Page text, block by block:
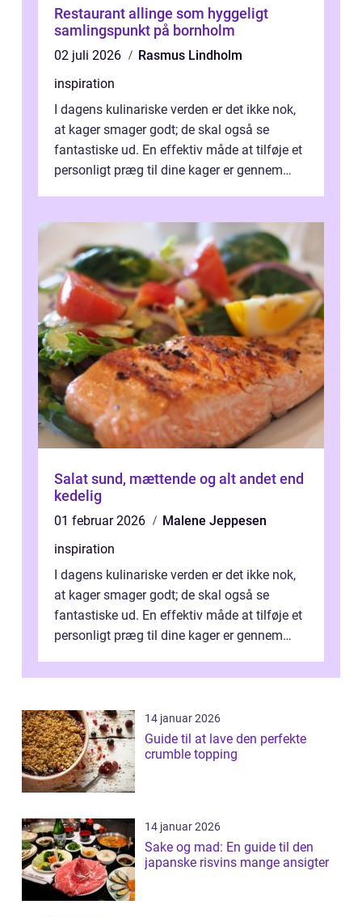
Restaurant allinge som hyggeligt
samlingspunkt på bornholm
02 juli 2026
Rasmus Lindholm
inspiration
I dagens kulinariske verden er det ikke nok,
at kager smager godt; de skal også se
fantastiske ud. En effektiv måde at tilføje et
personligt præg til dine kager er gennem
Salat sund, mættende og alt andet end
kedelig
01 februar 2026
Malene Jeppesen
inspiration
I dagens kulinariske verden er det ikke nok,
at kager smager godt; de skal også se
fantastiske ud. En effektiv måde at tilføje et
personligt præg til dine kager er gennem
14 januar 2026
Guide til at lave den perfekte
crumble topping
14 januar 2026
Sake og mad: En guide til den
japanske risvins mange ansigter